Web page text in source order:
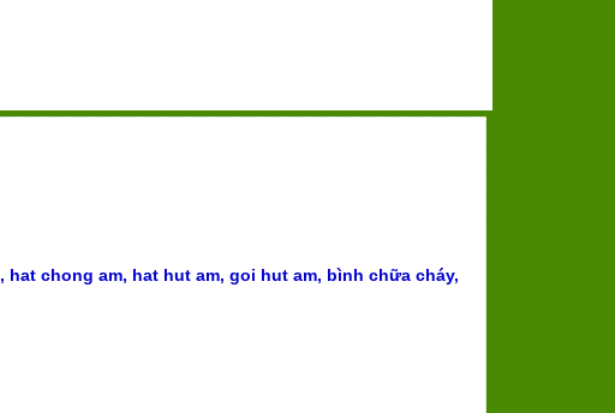
, hat chong am, hat hut am, goi hut am, bình chữa cháy,